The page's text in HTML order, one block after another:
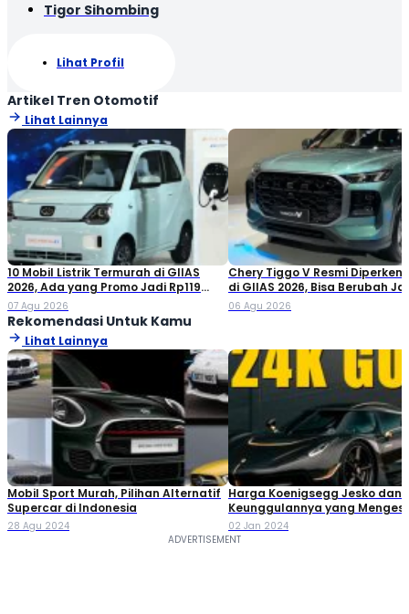
Tigor Sihombing
Lihat Profil
Artikel Tren Otomotif
Lihat Lainnya
10 Mobil Listrik Termurah di GIIAS
2026, Ada yang Promo Jadi Rp119
Jutaan!
07 Agu 2026
Chery Tiggo V Resmi
di GIIAS 2026, Bisa Berubah
Double Cabin
06 Agu 2026
Rekomendasi Untuk Kamu
Lihat Lainnya
Mobil Sport Murah, Pilihan Alternatif
Supercar di Indonesia
28 Agu 2024
Harga Koenigsegg Jesko dan
Keunggulannya yang
02 Jan 2024